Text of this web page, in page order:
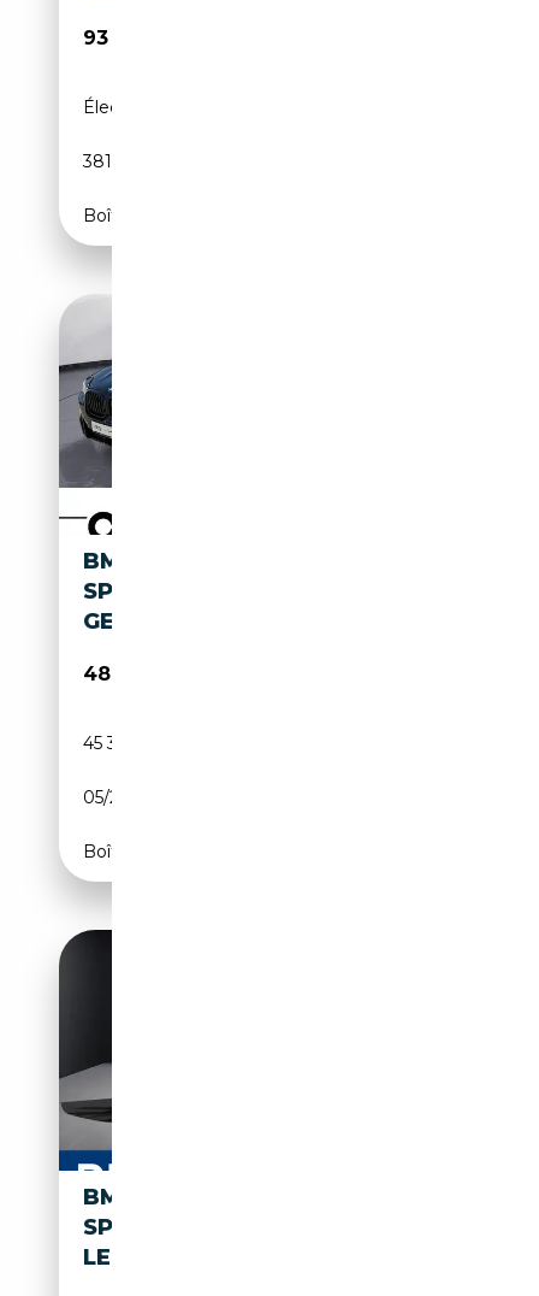
93 404€
Électrique/Essence
381 CH (280 kW)
Boîte automatique
BMW X3 M X3 XDRIVE30E M
SPORTPAKET AKTIVE
GESCHW. HEAD UP
48 630€
45 329 km
05/2024
Boîte automatique
BMW X3 M 50 XDRIVE
SPORTPAKET HK HIFI DAB
LED RFK